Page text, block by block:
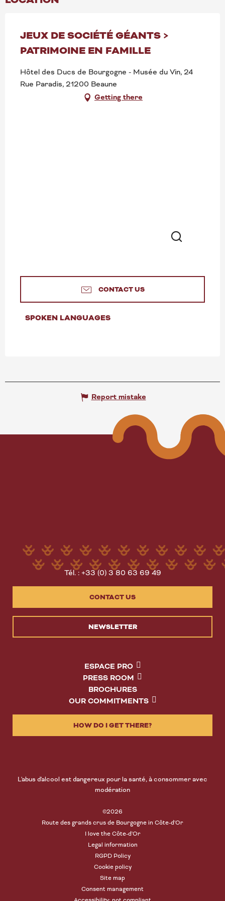
JEUX DE SOCIÉTÉ GÉANTS >
PATRIMOINE EN FAMILLE
Hôtel des Ducs de Bourgogne - Musée du Vin, 24
Rue Paradis, 21200 Beaune
Getting there
CONTACT US
SPOKEN LANGUAGES
SPOKEN LANGUAGES
Report mistake
Tél. : +33 (0) 3 80 63 69 49
CONTACT US
NEWSLETTER
ESPACE PRO
PRESS ROOM
BROCHURES
OUR COMMITMENTS
HOW DO I GET THERE?
L'abus d'alcool est dangereux pour la santé, à consommer avec
modération
©2026
Route des grands crus de Bourgogne in Côte-d'Or
I love the Côte-d'Or
Legal information
RGPD Policy
Cookie policy
Site map
Consent management